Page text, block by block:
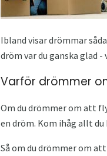
Ibland visar drömmar
dröm var du ganska glad
Varför drömmer
Om du drömmer om att
en dröm. Kom ihåg allt
Så om du drömmer om